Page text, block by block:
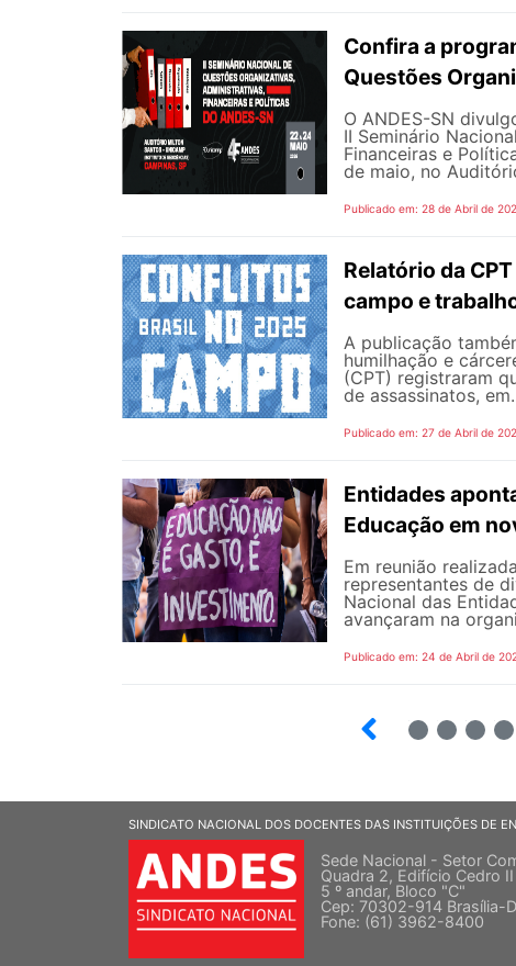
Confira a
Questões
O ANDES-SN
II Seminário
Financeiras e
de maio, no
Publicado em: 28 de Abril de
Relatório da
campo e
A publicação
humilhação e
(CPT) registraram
de assassinatos,
Publicado em: 27 de Abril de
Entidades
Educação em
Em reunião
representantes de
Nacional das
avançaram na
Publicado em: 24 de Abril de
SINDICATO NACIONAL DOS DOCENTES DAS INSTITUIÇÕES DE
Sede Nacional - Setor
Quadra 2, Edifício Cedro II
5 º andar, Bloco "C"
Cep: 70302-914 Brasília-
Fone: (61) 3962-8400